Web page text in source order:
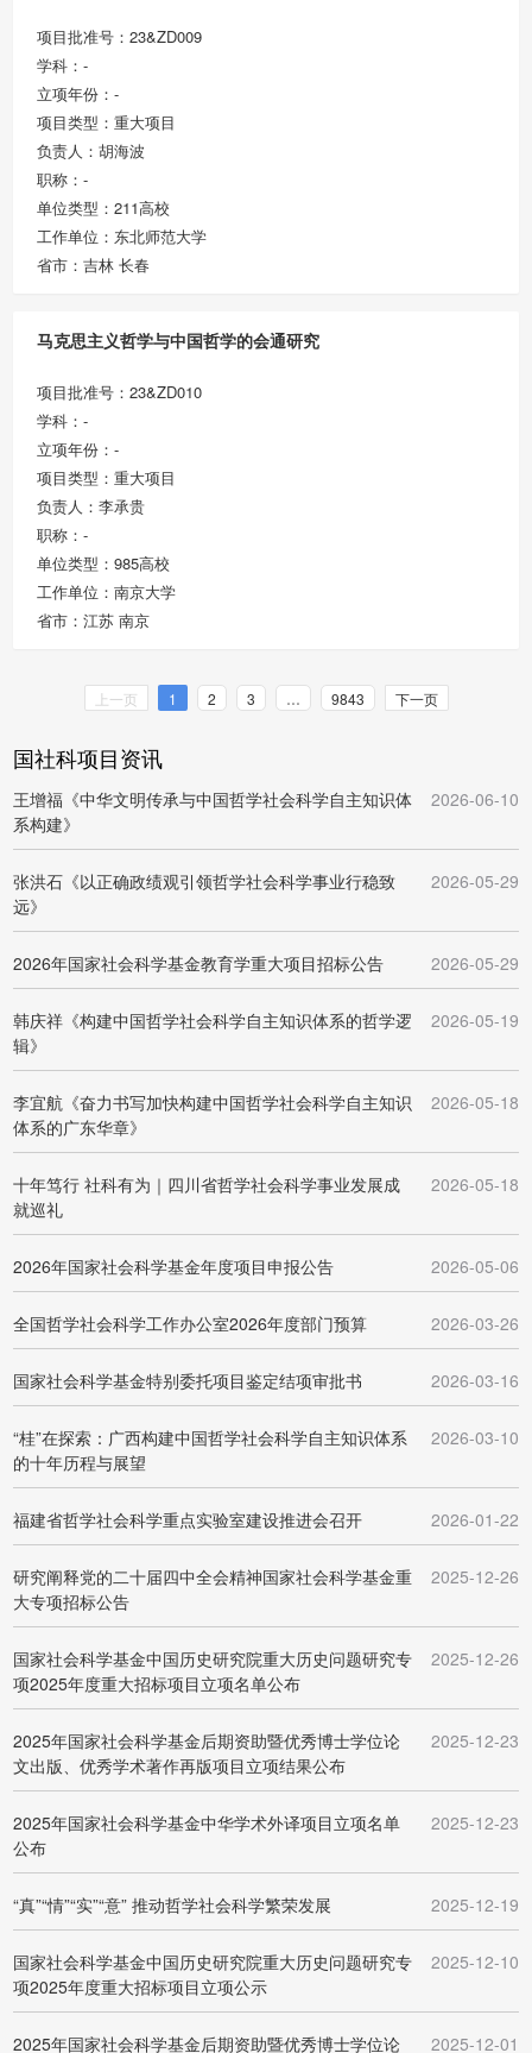
项目批准号：23&ZD009
学科：-
立项年份：-
项目类型：重大项目
负责人：胡海波
职称：-
单位类型：211高校
工作单位：东北师范大学
省市：吉林 长春
马克思主义哲学与中国哲学的会通研究
项目批准号：23&ZD010
学科：-
立项年份：-
项目类型：重大项目
负责人：李承贵
职称：-
单位类型：985高校
工作单位：南京大学
省市：江苏 南京
上一页 1 2 3 … 9843 下一页
国社科项目资讯
王增福《中华文明传承与中国哲学社会科学自主知识体
系构建》
2026-06-10
张洪石《以正确政绩观引领哲学社会科学事业行稳致
远》
2026-05-29
2026年国家社会科学基金教育学重大项目招标公告 2026-05-29
韩庆祥《构建中国哲学社会科学自主知识体系的哲学逻
辑》
2026-05-19
李宜航《奋力书写加快构建中国哲学社会科学自主知识
体系的广东华章》
2026-05-18
十年笃行 社科有为｜四川省哲学社会科学事业发展成
就巡礼
2026-05-18
2026年国家社会科学基金年度项目申报公告 2026-05-06
全国哲学社会科学工作办公室2026年度部门预算 2026-03-26
国家社会科学基金特别委托项目鉴定结项审批书 2026-03-16
“桂”在探索：广西构建中国哲学社会科学自主知识体系
的十年历程与展望
2026-03-10
福建省哲学社会科学重点实验室建设推进会召开 2026-01-22
研究阐释党的二十届四中全会精神国家社会科学基金重
大专项招标公告
2025-12-26
国家社会科学基金中国历史研究院重大历史问题研究专
项2025年度重大招标项目立项名单公布
2025-12-26
2025年国家社会科学基金后期资助暨优秀博士学位论
文出版、优秀学术著作再版项目立项结果公布
2025-12-23
2025年国家社会科学基金中华学术外译项目立项名单
公布
2025-12-23
“真”“情”“实”“意” 推动哲学社会科学繁荣发展 2025-12-19
国家社会科学基金中国历史研究院重大历史问题研究专
项2025年度重大招标项目立项公示
2025-12-10
2025年国家社会科学基金后期资助暨优秀博士学位论 2025-12-01